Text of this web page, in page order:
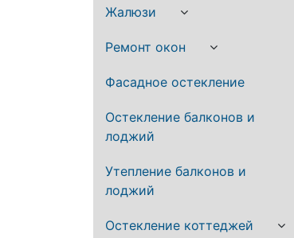
Жалюзи
Ремонт окон
Фасадное остекление
Остекление балконов и
лоджий
Утепление балконов и
лоджий
Остекление коттеджей